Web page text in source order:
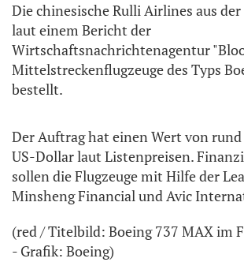
Die chinesische Rulli Airlines aus
laut einem Bericht der
Wirtschaftsnachrichtenagentur
Mittelstreckenflugzeuge des Typs
bestellt.
Der Auftrag hat einen Wert von
US-Dollar laut Listenpreisen.
sollen die Flugzeuge mit Hilfe der
Minsheng Financial und Avic
(red / Titelbild: Boeing 737 MAX im
- Grafik: Boeing)